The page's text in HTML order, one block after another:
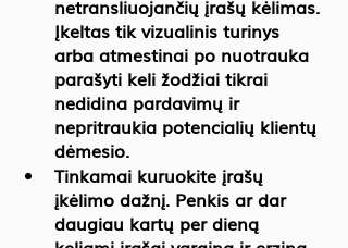
netransliuojančių įrašų kėlimas.
Įkeltas tik vizualinis turinys
arba atmestinai po nuotrauka
parašyti keli žodžiai tikrai
nedidina pardavimų ir
nepritraukia potencialių klientų
dėmesio.
Tinkamai kuruokite įrašų
įkėlimo dažnį. Penkis ar dar
daugiau kartų per dieną